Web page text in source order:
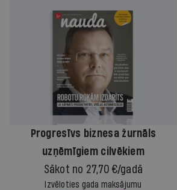
Progresīvs biznesa žurnāls
uzņēmīgiem cilvēkiem
Sākot no 27,70 €/gadā
Izvēloties gada maksājumu